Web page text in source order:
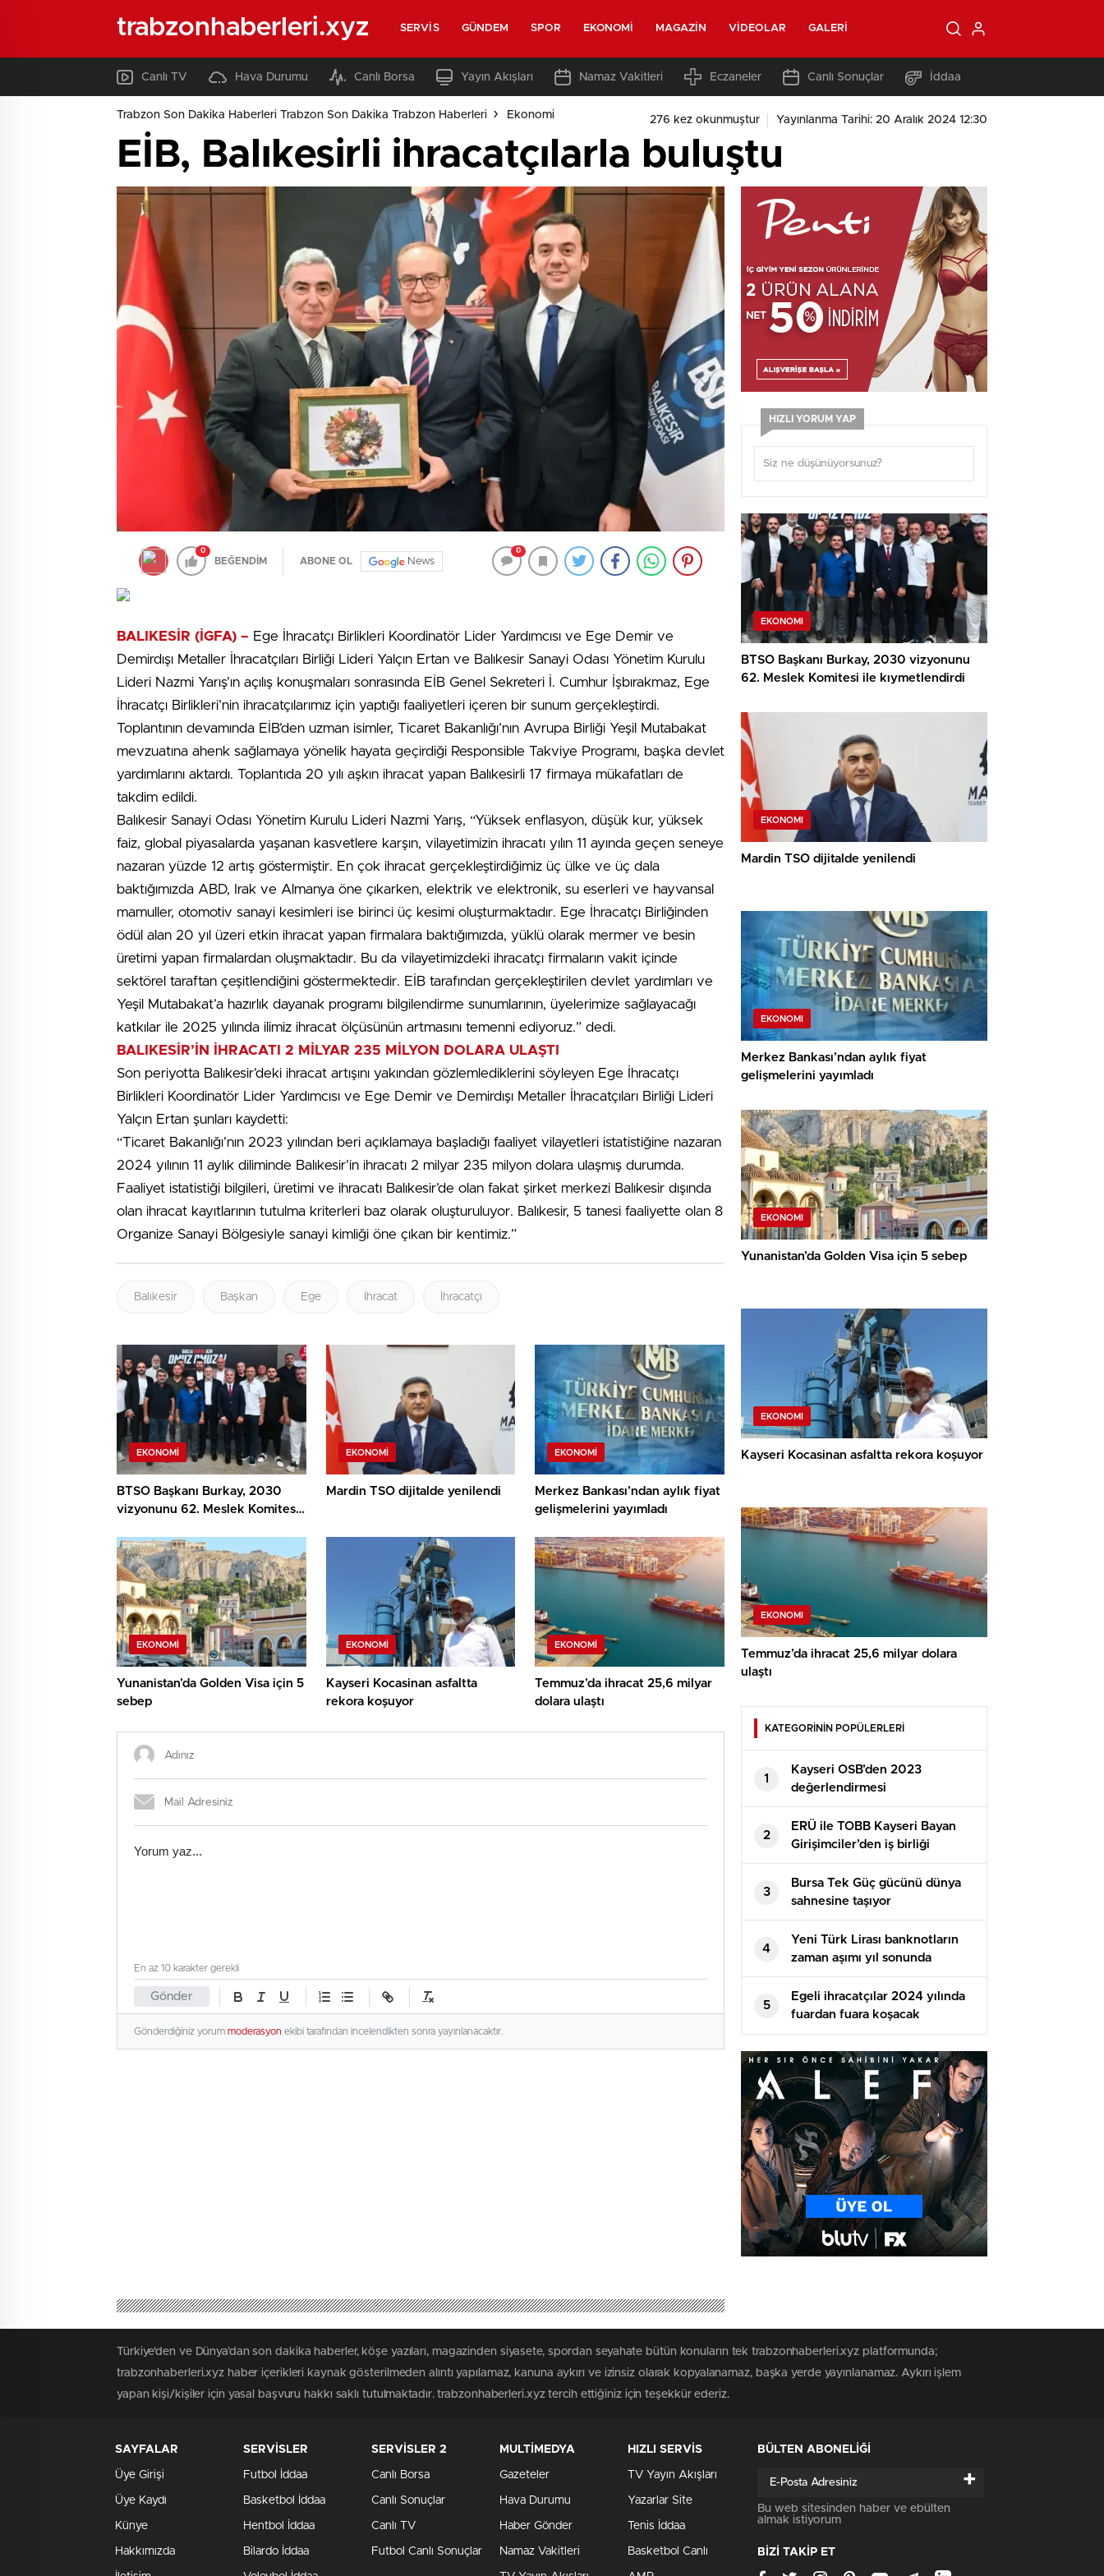
trabzonhaberleri.xyz SERVIS GÜNDEM SPOR EKONOMI MAGAZIN VIDEOLAR GALERI
Canlı TV Hava Durumu Canlı Borsa Yayın Akışları Namaz Vakitleri Eczaneler Canlı Sonuçlar İddaa
Trabzon Son Dakika Haberleri Trabzon Son Dakika Trabzon Haberleri Ekonomi 276 kez okunmuştur Yayınlanma Tarihi: 20 Aralık 2024 12:30
EİB, Balıkesirli ihracatçılarla buluştu
0
BEĞENDİM ABONE OL News
0
BALIKESİR (İGFA) – Ege İhracatçı Birlikleri Koordinatör Lider Yardımcısı ve Ege Demir ve
Demirdışı Metaller İhracatçıları Birliği Lideri Yalçın Ertan ve Balıkesir Sanayi Odası Yönetim Kurulu
Lideri Nazmi Yarış’ın açılış konuşmaları sonrasında EİB Genel Sekreteri İ. Cumhur İşbırakmaz, Ege
İhracatçı Birlikleri’nin ihracatçılarımız için yaptığı faaliyetleri içeren bir sunum gerçekleştirdi.
Toplantının devamında EİB’den uzman isimler, Ticaret Bakanlığı’nın Avrupa Birliği Yeşil Mutabakat
mevzuatına ahenk sağlamaya yönelik hayata geçirdiği Responsible Takviye Programı, başka devlet
yardımlarını aktardı. Toplantıda 20 yılı aşkın ihracat yapan Balıkesirli 17 firmaya mükafatları de
takdim edildi.
Balıkesir Sanayi Odası Yönetim Kurulu Lideri Nazmi Yarış, “Yüksek enflasyon, düşük kur, yüksek
faiz, global piyasalarda yaşanan kasvetlere karşın, vilayetimizin ihracatı yılın 11 ayında geçen seneye
nazaran yüzde 12 artış göstermiştir. En çok ihracat gerçekleştirdiğimiz üç ülke ve üç dala
baktığımızda ABD, Irak ve Almanya öne çıkarken, elektrik ve elektronik, su eserleri ve hayvansal
mamuller, otomotiv sanayi kesimleri ise birinci üç kesimi oluşturmaktadır. Ege İhracatçı Birliğinden
ödül alan 20 yıl üzeri etkin ihracat yapan firmalara baktığımızda, yüklü olarak mermer ve besin
üretimi yapan firmalardan oluşmaktadır. Bu da vilayetimizdeki ihracatçı firmaların vakit içinde
sektörel taraftan çeşitlendiğini göstermektedir. EİB tarafından gerçekleştirilen devlet yardımları ve
Yeşil Mutabakat’a hazırlık dayanak programı bilgilendirme sunumlarının, üyelerimize sağlayacağı
katkılar ile 2025 yılında ilimiz ihracat ölçüsünün artmasını temenni ediyoruz.” dedi.
BALIKESİR’İN İHRACATI 2 MİLYAR 235 MİLYON DOLARA ULAŞTI
Son periyotta Balıkesir’deki ihracat artışını yakından gözlemlediklerini söyleyen Ege İhracatçı
Birlikleri Koordinatör Lider Yardımcısı ve Ege Demir ve Demirdışı Metaller İhracatçıları Birliği Lideri
Yalçın Ertan şunları kaydetti:
“Ticaret Bakanlığı’nın 2023 yılından beri açıklamaya başladığı faaliyet vilayetleri istatistiğine nazaran
2024 yılının 11 aylık diliminde Balıkesir’in ihracatı 2 milyar 235 milyon dolara ulaşmış durumda.
Faaliyet istatistiği bilgileri, üretimi ve ihracatı Balıkesir’de olan fakat şirket merkezi Balıkesir dışında
olan ihracat kayıtlarının tutulma kriterleri baz olarak oluşturuluyor. Balıkesir, 5 tanesi faaliyette olan 8
Organize Sanayi Bölgesiyle sanayi kimliği öne çıkan bir kentimiz.”
Balıkesir Başkan Ege İhracat İhracatçı
EKONOMI
BTSO Başkanı Burkay, 2030
vizyonunu 62. Meslek Komitesi
EKONOMI
Mardin TSO dijitalde yenilendi
EKONOMI
Merkez Bankası’ndan aylık fiyat
gelişmelerini yayımladı
EKONOMI
Yunanistan’da Golden Visa için 5
sebep
EKONOMI
Kayseri Kocasinan asfaltta
rekora koşuyor
EKONOMI
Temmuz’da ihracat 25,6 milyar
dolara ulaştı
Gönder
En az 10 karakter gerekli
Gönderdiğiniz yorum moderasyon ekibi tarafından incelendikten sonra yayınlanacaktır.
HIZLI YORUM YAP
EKONOMI
BTSO Başkanı Burkay, 2030 vizyonunu
62. Meslek Komitesi ile kıymetlendirdi
EKONOMI
Mardin TSO dijitalde yenilendi
EKONOMI
Merkez Bankası’ndan aylık fiyat
gelişmelerini yayımladı
EKONOMI
Yunanistan’da Golden Visa için 5 sebep
EKONOMI
Kayseri Kocasinan asfaltta rekora koşuyor
EKONOMI
Temmuz’da ihracat 25,6 milyar dolara
ulaştı
KATEGORİNİN POPÜLERLERİ
1
Kayseri OSB’den 2023
değerlendirmesi
2
ERÜ ile TOBB Kayseri Bayan
Girişimciler’den iş birliği
3
Bursa Tek Güç gücünü dünya
sahnesine taşıyor
4
Yeni Türk Lirası banknotların
zaman aşımı yıl sonunda
dolacak
5
Egeli ihracatçılar 2024 yılında
fuardan fuara koşacak
Türkiye'den ve Dünya’dan son dakika haberler, köşe yazıları, magazinden siyasete, spordan seyahate bütün konuların tek trabzonhaberleri.xyz platformunda;
trabzonhaberleri.xyz haber içerikleri kaynak gösterilmeden alıntı yapılamaz, kanuna aykırı ve izinsiz olarak kopyalanamaz, başka yerde yayınlanamaz. Aykırı işlem
yapan kişi/kişiler için yasal başvuru hakkı saklı tutulmaktadır. trabzonhaberleri.xyz tercih ettiğiniz için teşekkür ederiz.
SAYFALAR
Üye Girişi
Üye Kaydı
Künye
Hakkımızda
SERVİSLER
Futbol İddaa
Basketbol İddaa
Hentbol İddaa
Bilardo İddaa
SERVİSLER 2
Canlı Borsa
Canlı Sonuçlar
Canlı TV
Futbol Canlı Sonuçlar
MULTİMEDYA
Gazeteler
Hava Durumu
Haber Gönder
Namaz Vakitleri
HIZLI SERVİS
TV Yayın Akışları
Yazarlar Site
Tenis İddaa
Basketbol Canlı
BÜLTEN ABONELİĞİ
+
Bu web sitesinden haber ve ebülten
almak istiyorum
BİZİ TAKİP ET